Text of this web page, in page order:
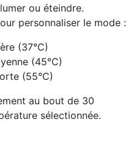
ou éteindre.
personnaliser le mode :
(37°C)
(45°C)
(55°C)
au bout de 30
sélectionnée.